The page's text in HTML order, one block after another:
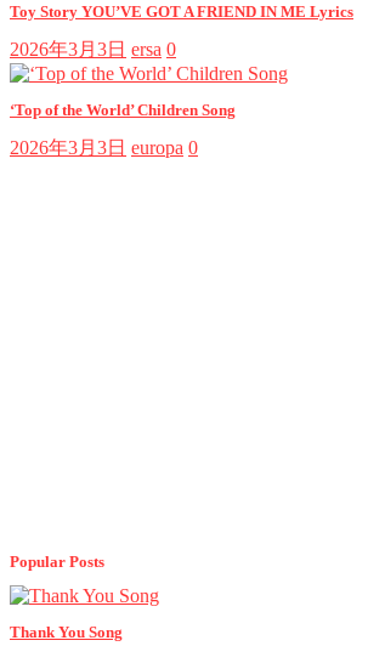
Toy Story YOU’VE GOT A FRIEND IN ME Lyrics
2026年3月3日 ersa 0
‘Top of the World’ Children Song
2026年3月3日 europa 0
Popular Posts
Thank You Song